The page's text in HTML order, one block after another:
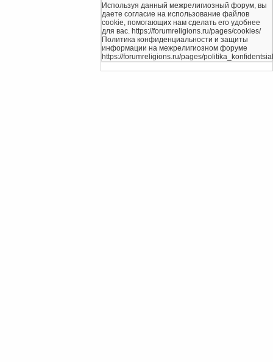
Используя данный межрелигиозный форум, вы
даете согласие на использование файлов
cookie, помогающих нам сделать его удобнее
для вас. https://forumreligions.ru/pages/cookies/
Политика конфиденциальности и защиты
информации на межрелигиозном форуме
https://forumreligions.ru/pages/